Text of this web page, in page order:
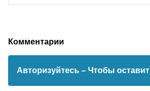
Комментарии
Авторизуйтесь – Чтобы